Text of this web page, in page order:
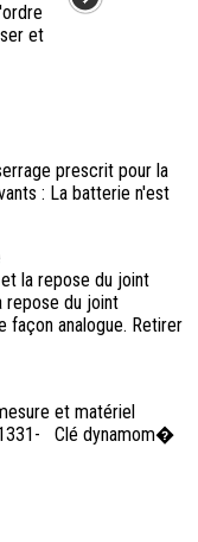
et
prescrit pour la
: La batterie n'est
la repose du joint
repose du joint
analogue. Retirer
et matériel
Clé dynamom�